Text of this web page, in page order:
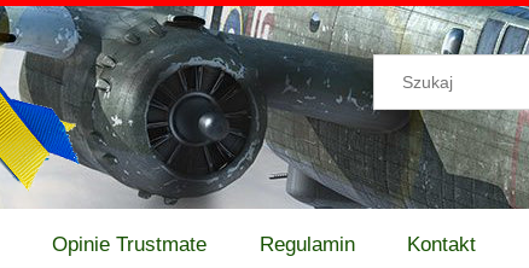
Opinie Trustmate Regulamin Kontakt